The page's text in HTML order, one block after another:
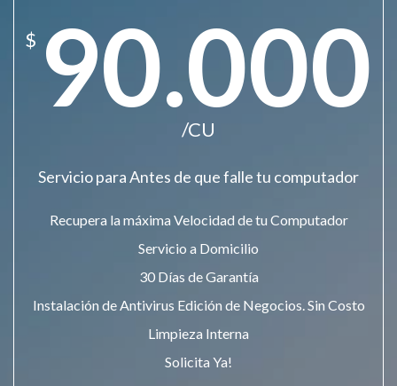
$ 90.000
/CU
Servicio para Antes de que falle tu computador
Recupera la máxima Velocidad de tu Computador
Servicio a Domicilio
30 Días de Garantía
Instalación de Antivirus Edición de Negocios. Sin Costo
Limpieza Interna
Solicita Ya!